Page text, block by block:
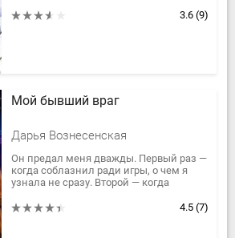
жестокость случая почти сломили3.6 (9)
Мой бывший враг
Дарья Вознесенская
Он предал меня дважды. Первый раз —
когда соблазнил ради игры, о чем я
узнала не сразу. Второй — когда
что поверил лжи. А сегодня он...
4.5 (7)